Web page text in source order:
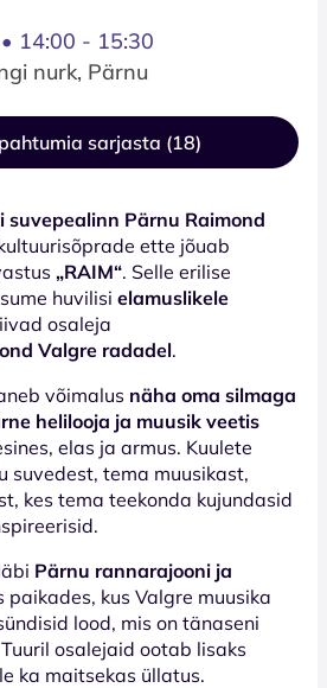
14:00 - 15:30
nurk, Pärnu
sarjasta (18)
suvepealinn Pärnu Raimond
ette jõuab
„RAIM“. Selle erilise
huvilisi elamuslikele
osaleja
Valgre radadel.
võimalus näha oma silmaga
helilooja ja muusik veetis
elas ja armus. Kuulete
suvedest, tema muusikast,
kes tema teekonda kujundasid
Pärnu rannarajooni ja
paikades, kus Valgre muusika
lood, mis on tänaseni
osalejaid ootab lisaks
ka maitsekas üllatus.